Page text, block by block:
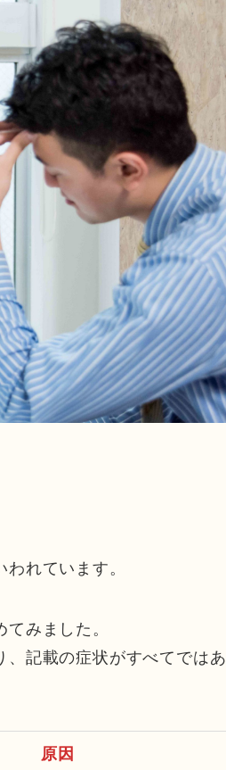
れています。
みました。
記載の症状がすべてではあ
原因